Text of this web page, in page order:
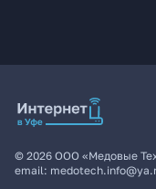
© 2026 ООО «Медовые
email: